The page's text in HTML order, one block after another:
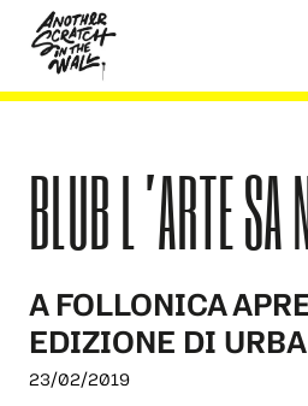
content
BLUB L’ARTE SA
A FOLLONICA
EDIZIONE DI
23/02/2019